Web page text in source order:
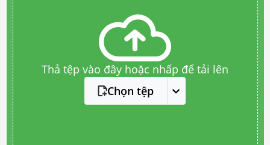
Thả tệp vào đây hoặc nhấp để tải lên
Chọn tệp